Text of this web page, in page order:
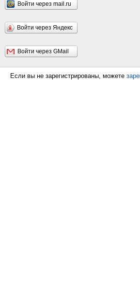
Войти через mail.ru
Войти через Яндекс
Войти через GMail
Если вы не зарегистрированы, можете